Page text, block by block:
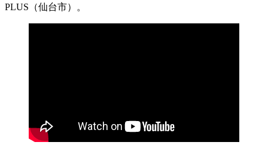
PLUS（仙台市）。